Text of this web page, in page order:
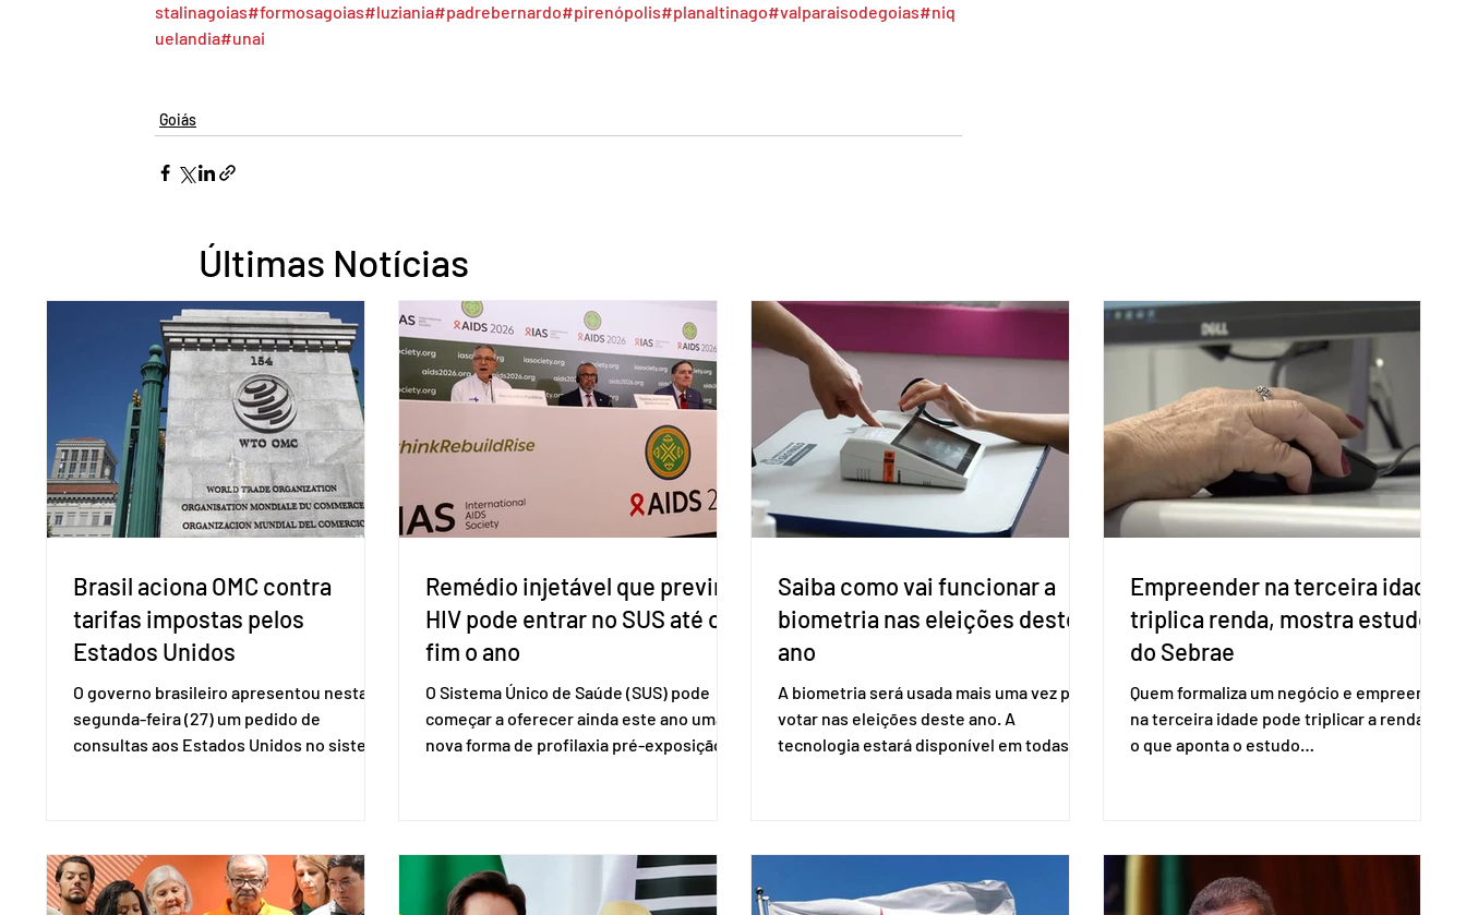
stalinagoias#formosagoias#luziania#padrebernardo#pirenópolis#planaltinago#valparaisodegoias#niq
uelandia#unai
Goiás
Últimas Notícias
Brasil aciona OMC contra
tarifas impostas pelos
Estados Unidos
O governo brasileiro apresentou nesta
segunda-feira (27) um pedido de
consultas aos Estados Unidos no sistema
base na Seção 301 da Lei de Comércio de
1974. Segundo nota divulgada pelo
Remédio injetável que previne
HIV pode entrar no SUS até o
fim o ano
O Sistema Único de Saúde (SUS) pode
começar a oferecer ainda este ano uma
nova forma de profilaxia pré-exposição
e pode ser tomado a cada dois meses. O
pedido de inclusão vai ser encaminhado
Saiba como vai funcionar a
biometria nas eleições deste
ano
A biometria será usada mais uma vez para
votar nas eleições deste ano. A
tecnologia estará disponível em todas as
Se o título estiver regular, o eleitor pode
votar mesmo sem ter realizado esse
Empreender na terceira idade
triplica renda, mostra estudo
do Sebrae
Quem formaliza um negócio e empreende
na terceira idade pode triplicar a renda. É
o que aponta o estudo
Empresas (Sebrae), realizado a partir de
dados do Instituto Brasileiro de